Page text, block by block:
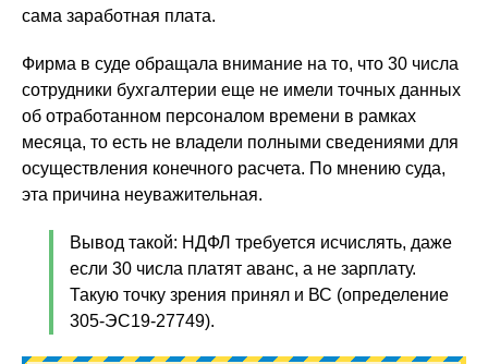
сама заработная плата.
Фирма в суде обращала внимание на то, что 30 числа
сотрудники бухгалтерии еще не имели точных данных
об отработанном персоналом времени в рамках
месяца, то есть не владели полными сведениями для
осуществления конечного расчета. По мнению суда,
эта причина неуважительная.
Вывод такой: НДФЛ требуется исчислять, даже
если 30 числа платят аванс, а не зарплату.
Такую точку зрения принял и ВС (определение
305-ЭС19-27749).